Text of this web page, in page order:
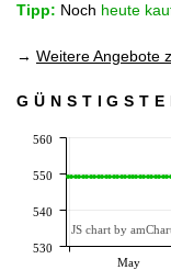
Tipp: Noch heute
→ Weitere Angebote
May
530
540
550
560
JS chart by